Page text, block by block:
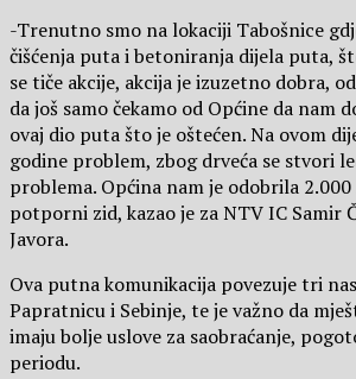
-Trenutno smo na lokaciji Tabošnice
čišćenja puta i betoniranja dijela puta,
se tiče akcije, akcija je izuzetno dobra,
da još samo čekamo od Općine da nam
ovaj dio puta što je oštećen. Na ovom
godine problem, zbog drveća se stvori
problema. Općina nam je odobrila
potporni zid, kazao je za NTV IC Samir
Javora.
Ova putna komunikacija povezuje tri
Papratnicu i Sebinje, te je važno da
imaju bolje uslove za saobraćanje,
periodu.